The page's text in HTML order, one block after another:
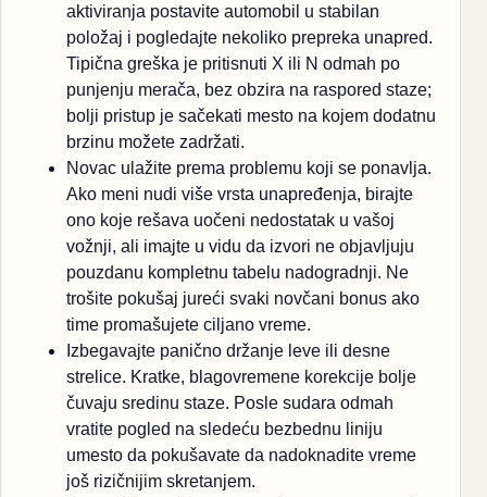
aktiviranja postavite automobil u stabilan
položaj i pogledajte nekoliko prepreka unapred.
Tipična greška je pritisnuti X ili N odmah po
punjenju merača, bez obzira na raspored staze;
bolji pristup je sačekati mesto na kojem dodatnu
brzinu možete zadržati.
Novac ulažite prema problemu koji se ponavlja.
Ako meni nudi više vrsta unapređenja, birajte
ono koje rešava uočeni nedostatak u vašoj
vožnji, ali imajte u vidu da izvori ne objavljuju
pouzdanu kompletnu tabelu nadogradnji. Ne
trošite pokušaj jureći svaki novčani bonus ako
time promašujete ciljano vreme.
Izbegavajte panično držanje leve ili desne
strelice. Kratke, blagovremene korekcije bolje
čuvaju sredinu staze. Posle sudara odmah
vratite pogled na sledeću bezbednu liniju
umesto da pokušavate da nadoknadite vreme
još rizičnijim skretanjem.